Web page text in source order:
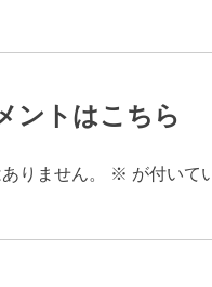
ントはこちら
りません。 ※ が付いて